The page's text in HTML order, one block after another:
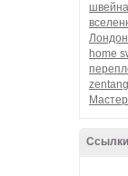
Лондон
home
Ссылки